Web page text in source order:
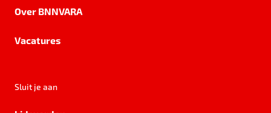
Over BNNVARA
Vacatures
Sluit je aan